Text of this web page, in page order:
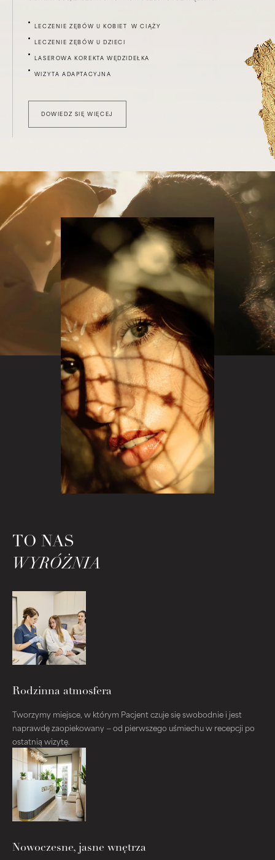
LECZENIE ZĘBÓW U KOBIET W CIĄŻY
LECZENIE ZĘBÓW U DZIECI
LASEROWA KOREKTA WĘDZIDEŁKA
WIZYTA ADAPTACYJNA
DOWIEDZ SIĘ WIĘCEJ
TO NAS
WYRÓŻNIA
Rodzinna atmosfera
Tworzymy miejsce, w którym Pacjent czuje się swobodnie i jest
naprawdę zaopiekowany — od pierwszego uśmiechu w recepcji po
ostatnią wizytę.
Nowoczesne, jasne wnętrza